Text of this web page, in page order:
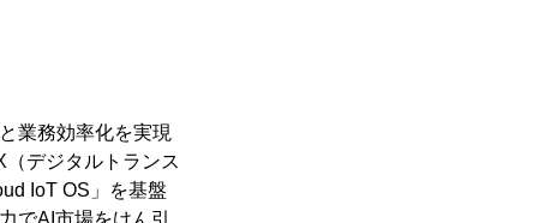
業務効率化を実現
デジタルトランス
IoT OS」を基盤
でAI市場をけん引